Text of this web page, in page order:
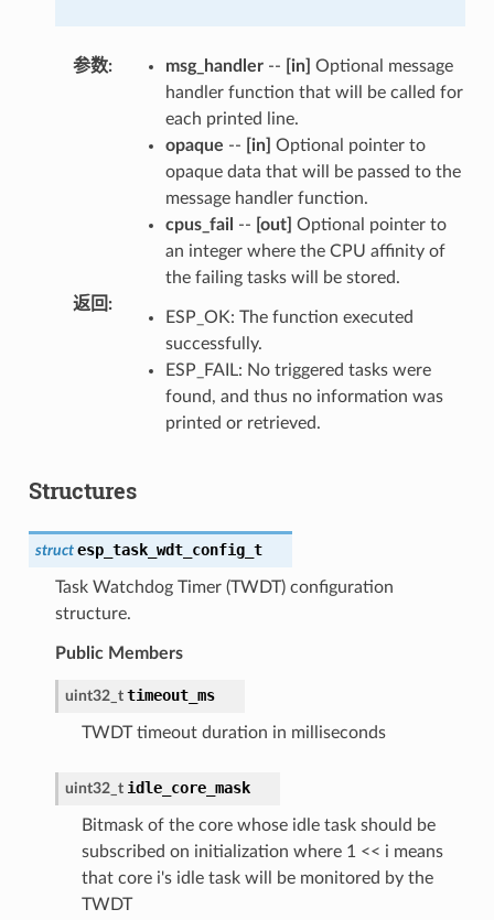
参数: msg_handler-- [in] Optional message
handler function that will be called for
each printed line.
opaque -- [in] Optional pointer to
opaque data that will be passed to the
message handler function.
cpus_fail -- [out] Optional pointer to
an integer where the CPU affinity of
the failing tasks will be stored.
返回 :
ESP_OK: The function executed
successfully.
ESP_FAIL: No triggered tasks were
found, and thus no information was
printed or retrieved.
Structures
struct esp_task_wdt_config_t
Task Watchdog Timer (TWDT) configuration
structure.
Public Members
uint32_t timeout_ms
TWDT timeout duration in milliseconds
uint32_t idle_core_mask
Bitmask of the core whose idle task should be
subscribed on initialization where 1 << i means
that core i's idle task will be monitored by the
TWDT